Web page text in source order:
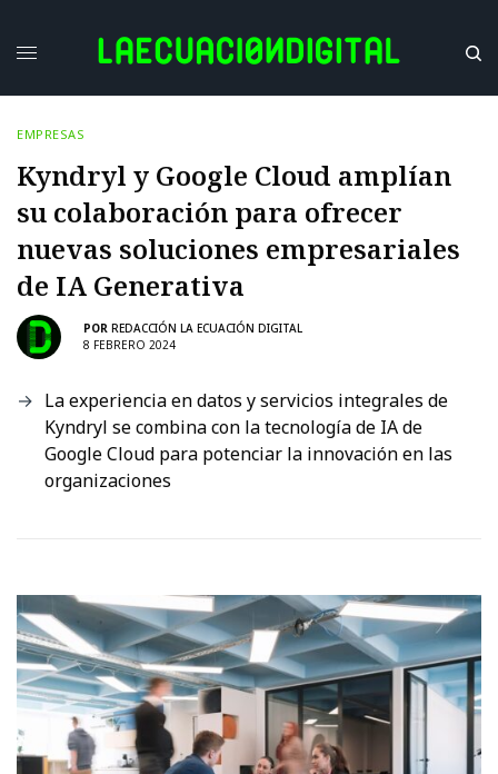
EMPRESAS
Kyndryl y Google Cloud amplían
su colaboración para ofrecer
nuevas soluciones empresariales
de IA Generativa
POR REDACCIÓN LA ECUACIÓN DIGITAL
8 FEBRERO 2024
La experiencia en datos y servicios integrales de
Kyndryl se combina con la tecnología de IA de
Google Cloud para potenciar la innovación en las
organizaciones